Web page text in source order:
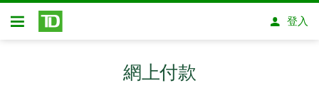
略過進入主要內容
開放式房屋貸款
登入
網上付款